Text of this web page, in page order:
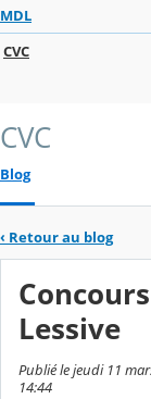
MDL
CVC
CVC
Blog
‹ Retour au blog
Lessive
Publié le jeudi 11
14:44